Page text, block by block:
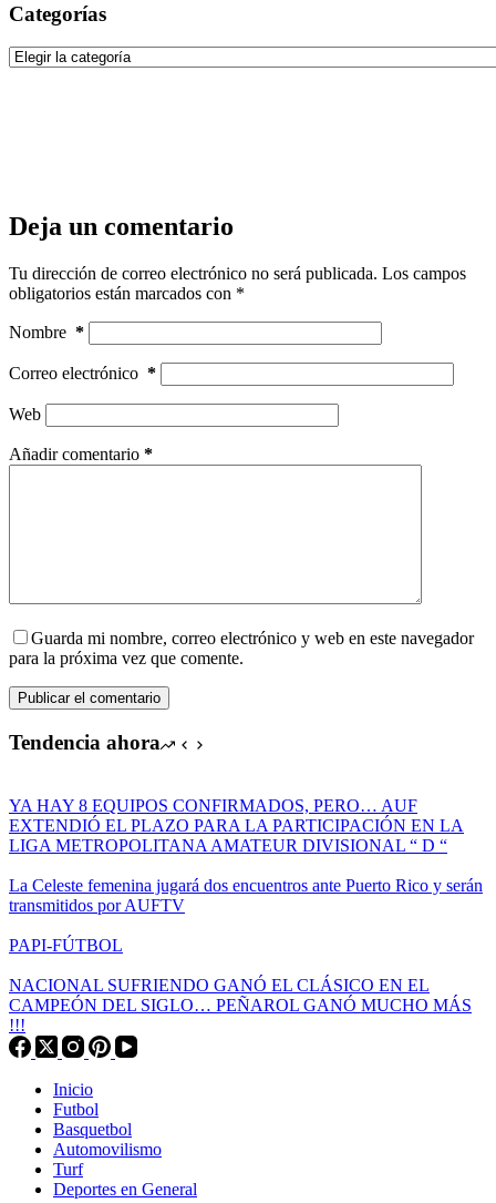
Categorías
Categorías
Deja un comentario
Tu dirección de correo electrónico no será publicada. Los campos
obligatorios están marcados con *
Nombre *
Correo electrónico *
Web
Añadir comentario *
Guarda mi nombre, correo electrónico y web en este navegador
para la próxima vez que comente.
Publicar el comentario
Tendencia ahora
YA HAY 8 EQUIPOS CONFIRMADOS, PERO… AUF
EXTENDIÓ EL PLAZO PARA LA PARTICIPACIÓN EN LA
LIGA METROPOLITANA AMATEUR DIVISIONAL “ D “
La Celeste femenina jugará dos encuentros ante Puerto Rico y serán
transmitidos por AUFTV
PAPI-FÚTBOL
NACIONAL SUFRIENDO GANÓ EL CLÁSICO EN EL
CAMPEÓN DEL SIGLO… PEÑAROL GANÓ MUCHO MÁS
!!!
Inicio
Futbol
Basquetbol
Automovilismo
Turf
Deportes en General